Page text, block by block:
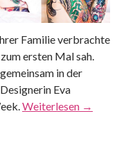
Familie verbrachte
ersten Mal sah.
in der
Eva
Weiterlesen →